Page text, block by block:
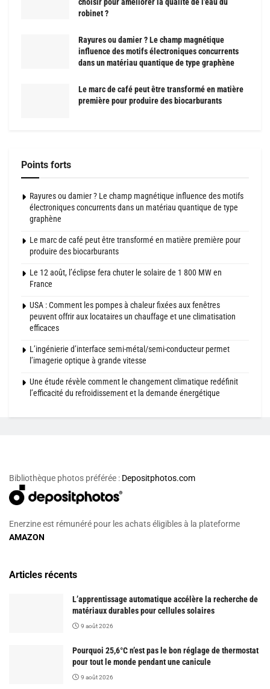
robinet ?
Rayures ou damier ? Le champ magnétique
influence des motifs électroniques concurrents
dans un matériau quantique de type graphène
Le marc de café peut être transformé en matière
première pour produire des biocarburants
Points forts
Rayures ou damier ? Le champ magnétique influence des motifs
électroniques concurrents dans un matériau quantique de type
graphène
Le marc de café peut être transformé en matière première pour
produire des biocarburants
Le 12 août, l’éclipse fera chuter le solaire de 1 800 MW en
France
USA : Comment les pompes à chaleur fixées aux fenêtres
peuvent offrir aux locataires un chauffage et une climatisation
efficaces
L’ingénierie d’interface semi-métal/semi-conducteur permet
l’imagerie optique à grande vitesse
Une étude révèle comment le changement climatique redéfinit
l’efficacité du refroidissement et la demande énergétique
Bibliothèque photos préférée : Depositphotos.com
Enerzine est rémunéré pour les achats éligibles à la plateforme
AMAZON
Articles récents
L’apprentissage automatique accélère la recherche de
matériaux durables pour cellules solaires
9 août 2026
Pourquoi 25,6°C n’est pas le bon réglage de thermostat
pour tout le monde pendant une canicule
9 août 2026